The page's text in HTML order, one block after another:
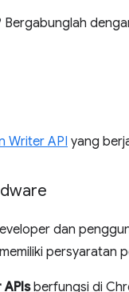
Bergabunglah
Writer API yang
dan
persyaratan
berfungsi di